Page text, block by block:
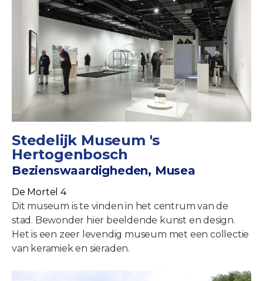
Stedelijk Museum 's
Hertogenbosch
Bezienswaardigheden, Musea
De Mortel 4
Dit museum is te vinden in het centrum van de
stad. Bewonder hier beeldende kunst en design.
Het is een zeer levendig museum met een collectie
van keramiek en sieraden.